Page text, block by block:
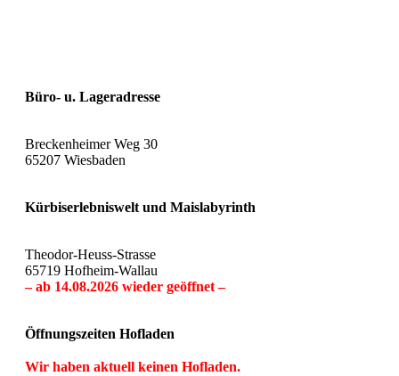
Büro- u. Lageradresse
Breckenheimer Weg 30
65207 Wiesbaden
Kürbiserlebniswelt und Maislabyrinth
Theodor-Heuss-Strasse
65719 Hofheim-Wallau
– ab 14.08.2026 wieder geöffnet –
Öffnungszeiten Hofladen
Wir haben aktuell keinen Hofladen.